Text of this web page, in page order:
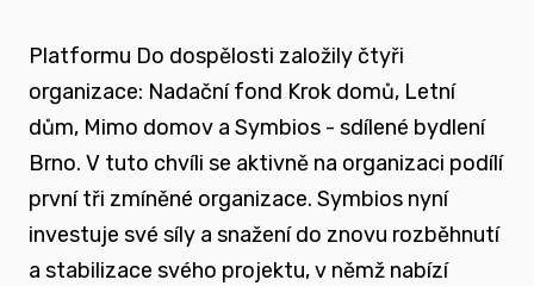
zapojovat se do advokační činnosti, která
souvisí i se změnou legislativy a systému
jako takového
nést a podporovat sílu hlasu těch, kteří
vyrůstali mimo své biologické rodiny
Platformu Do dospělosti založily čtyři
organizace: Nadační fond Krok domů, Letní
dům, Mimo domov a Symbios - sdílené bydlení
Brno. V tuto chvíli se aktivně na organizaci podílí
první tři zmíněné organizace. Symbios nyní
investuje své síly a snažení do znovu rozběhnutí
a stabilizace svého projektu, v němž nabízí